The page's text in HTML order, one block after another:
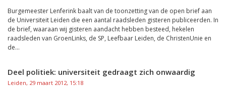
Burgemeester Lenferink baalt van de toonzetting van de open brief aan
de Universiteit Leiden die een aantal raadsleden gisteren publiceerden. In
de brief, waaraan wij gisteren aandacht hebben besteed, hekelen
raadsleden van GroenLinks, de SP, Leefbaar Leiden, de ChristenUnie en
de...
Deel politiek: universiteit gedraagt zich onwaardig
Leiden, 29 maart 2012, 15:18